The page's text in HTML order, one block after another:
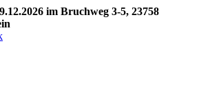
im Bruchweg 3-5, 23758